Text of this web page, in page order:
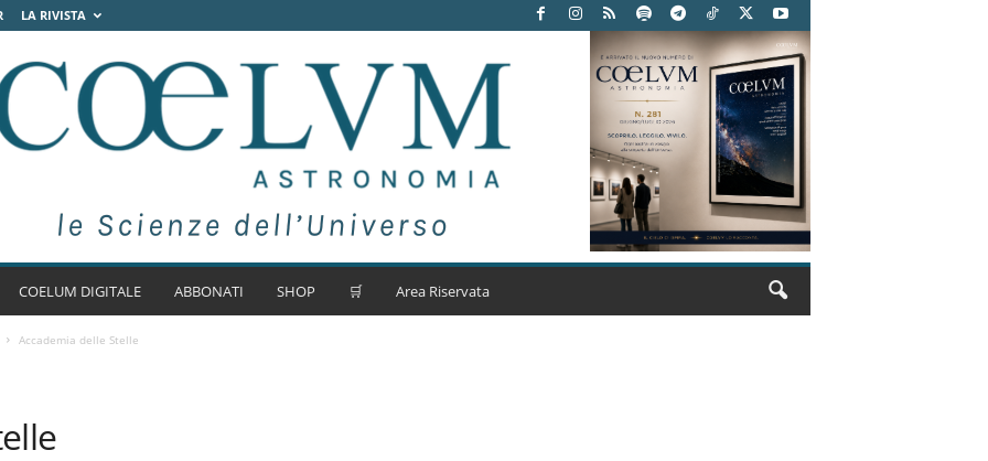
LA RIVISTA
COELUM DIGITALE ABBONATI SHOP 🛒 Area Riservata
Accademia delle Stelle